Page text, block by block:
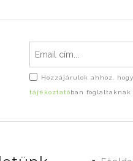
Hozzájárulok ahhoz,
tájékoztatóban foglaltaknak